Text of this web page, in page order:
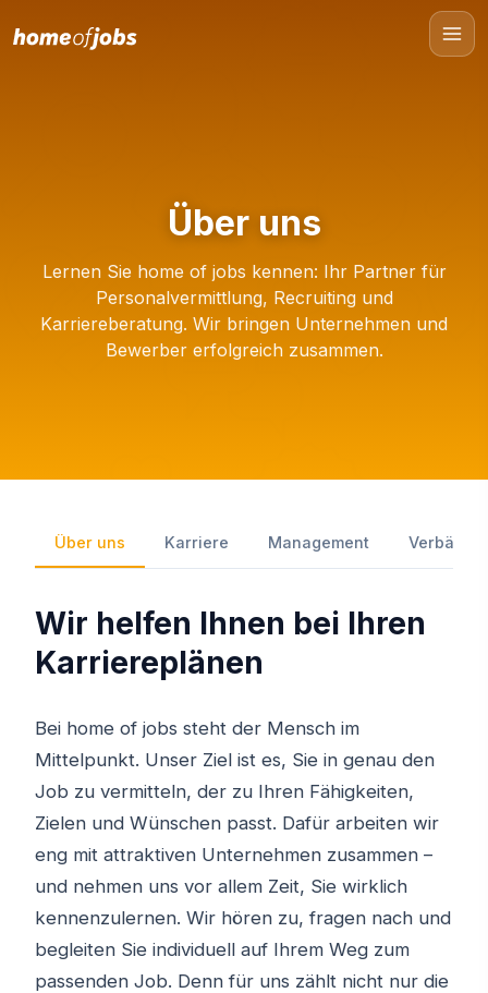
Über uns
Lernen Sie home of jobs kennen: Ihr Partner für
Personalvermittlung, Recruiting und
Karriereberatung. Wir bringen Unternehmen und
Bewerber erfolgreich zusammen.
Über uns Karriere Management
Wir helfen Ihnen bei Ihren
Karriereplänen
Bei home of jobs steht der Mensch im
Mittelpunkt. Unser Ziel ist es, Sie in genau den
Job zu vermitteln, der zu Ihren Fähigkeiten,
Zielen und Wünschen passt. Dafür arbeiten wir
eng mit attraktiven Unternehmen zusammen –
und nehmen uns vor allem Zeit, Sie wirklich
kennenzulernen. Wir hören zu, fragen nach und
begleiten Sie individuell auf Ihrem Weg zum
passenden Job. Denn für uns zählt nicht nur die